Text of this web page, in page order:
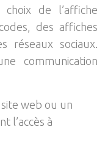
de l’affiche
des affiches
réseaux sociaux.
communication
web ou un
l’accès à